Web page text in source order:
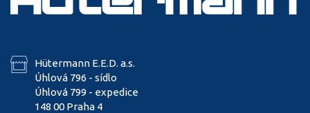
Hütermann E.E.D. a.s.
Úhlová 796 - sídlo
Úhlová 799 - expedice
148 00 Praha 4